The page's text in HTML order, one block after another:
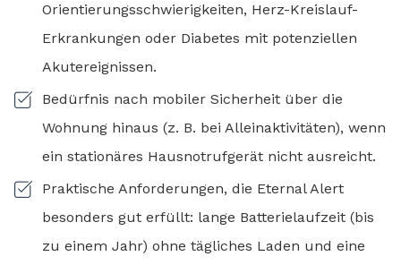
Orientierungsschwierigkeiten, Herz-Kreislauf-
Erkrankungen oder Diabetes mit potenziellen
Akutereignissen.
Bedürfnis nach mobiler Sicherheit über die
Wohnung hinaus (z. B. bei Alleinaktivitäten), wenn
ein stationäres Hausnotrufgerät nicht ausreicht.
Praktische Anforderungen, die Eternal Alert
besonders gut erfüllt: lange Batterielaufzeit (bis
zu einem Jahr) ohne tägliches Laden und eine